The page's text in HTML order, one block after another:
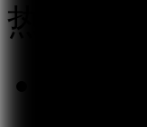
热门话题